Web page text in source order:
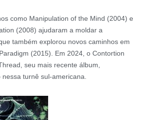
como Manipulation of the Mind (2004) e
(2008) ajudaram a moldar a
também explorou novos caminhos em
(2015). Em 2024, o Contortion
seu mais recente álbum,
turnê sul-americana.